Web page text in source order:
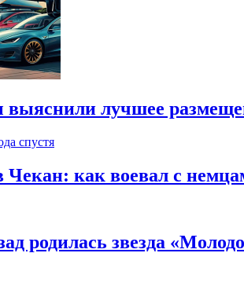
лучшее
спустя
Чекан: как воевал с
родилась звезда